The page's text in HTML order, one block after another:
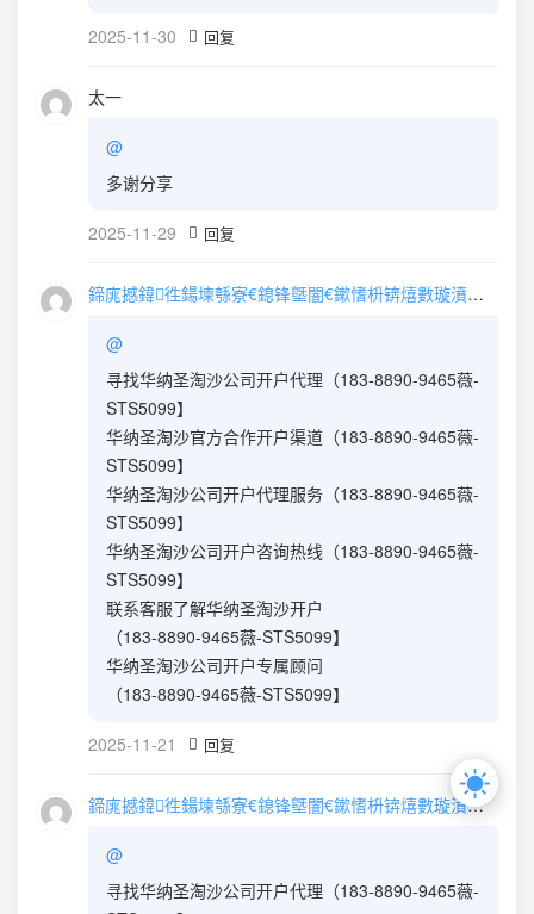
2025-11-30 回复
太一
@
多谢分享
2025-11-29 回复
鍗庣撼鍏徃鍚堜綔寮€鎴锋墍闇€鏉愭枡锛熺數璇濆彿鐮?5587291507 寰俊STS5099
@
寻找华纳圣淘沙公司开户代理（183-8890-9465薇-
STS5099】
华纳圣淘沙官方合作开户渠道（183-8890-9465薇-
STS5099】
华纳圣淘沙公司开户代理服务（183-8890-9465薇-
STS5099】
华纳圣淘沙公司开户咨询热线（183-8890-9465薇-
STS5099】
联系客服了解华纳圣淘沙开户
（183-8890-9465薇-STS5099】
华纳圣淘沙公司开户专属顾问
（183-8890-9465薇-STS5099】
2025-11-21 回复
鍗庣撼鍏徃鍚堜綔寮€鎴锋墍闇€鏉愭枡锛熺數璇濆彿鐮?5587291507 寰俊STS5099
@
寻找华纳圣淘沙公司开户代理（183-8890-9465薇-